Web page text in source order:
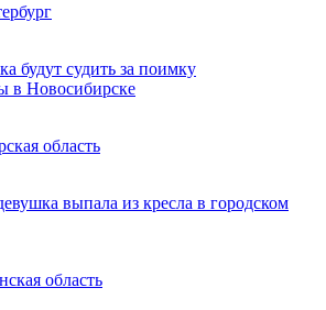
будут судить за поимку
в Новосибирске
область
выпала из кресла в городском
область